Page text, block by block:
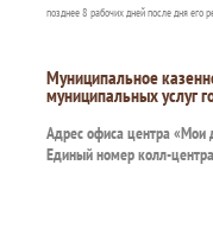
позднее 8 рабочих дней после дня его
Муниципальное
муниципальных услуг
Адрес офиса центра «Мои
Единый номер колл-